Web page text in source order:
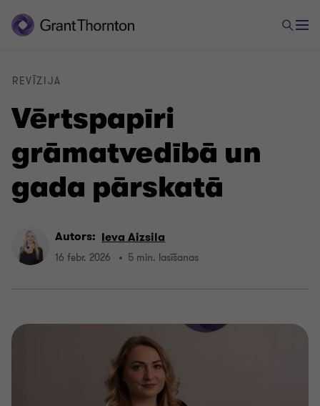
Vērtspapīri
grāmatvedībā un
gada pārskatā
REVĪZIJA
Autors: Ieva Aizsila
16 febr. 2026 5 min. lasīšanas